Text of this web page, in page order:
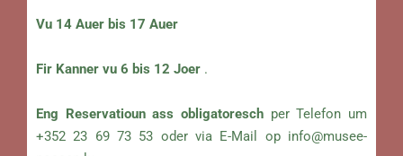
Vu 14 Auer bis 17 Auer
Fir Kanner vu 6 bis 12 Joer .
Eng Reservatioun ass obligatoresch per Telefon um
+352 23 69 73 53 oder via E-Mail op info@musee-